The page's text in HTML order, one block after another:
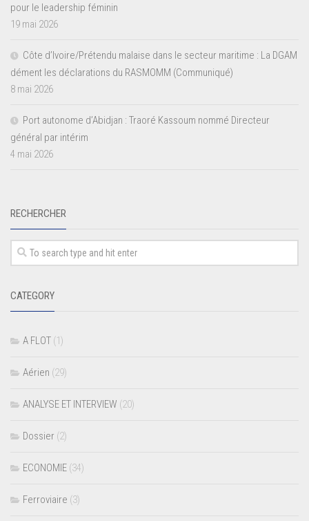
pour le leadership féminin
19 mai 2026
Côte d’Ivoire/Prétendu malaise dans le secteur maritime : La DGAM
dément les déclarations du RASMOMM (Communiqué)
8 mai 2026
Port autonome d’Abidjan : Traoré Kassoum nommé Directeur
général par intérim
4 mai 2026
RECHERCHER
CATEGORY
A FLOT (1)
Aérien (29)
ANALYSE ET INTERVIEW (20)
Dossier (2)
ECONOMIE (34)
Ferroviaire (3)